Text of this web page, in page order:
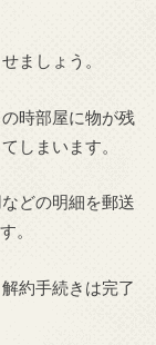
ましょう。
時部屋に物が残
しまいます。
どの明細を郵送
。
約手続きは完了